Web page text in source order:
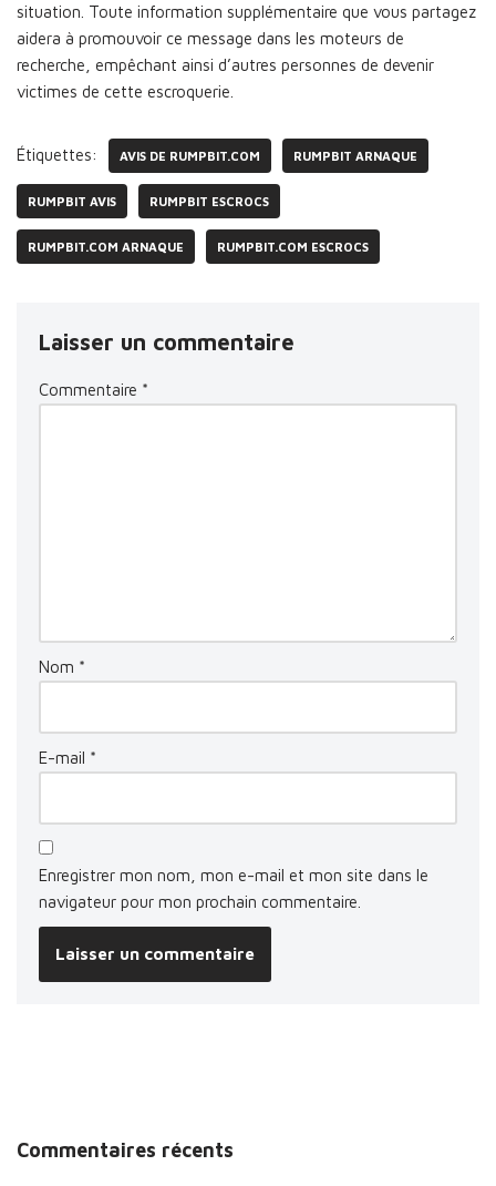
situation. Toute information supplémentaire que vous partagez
aidera à promouvoir ce message dans les moteurs de
recherche, empêchant ainsi d’autres personnes de devenir
victimes de cette escroquerie.
Étiquettes: AVIS DE RUMPBIT.COM RUMPBIT ARNAQUE
RUMPBIT AVIS RUMPBIT ESCROCS
RUMPBIT.COM ARNAQUE RUMPBIT.COM ESCROCS
Laisser un commentaire
Commentaire *
Nom *
E-mail *
Enregistrer mon nom, mon e-mail et mon site dans le
navigateur pour mon prochain commentaire.
Commentaires récents